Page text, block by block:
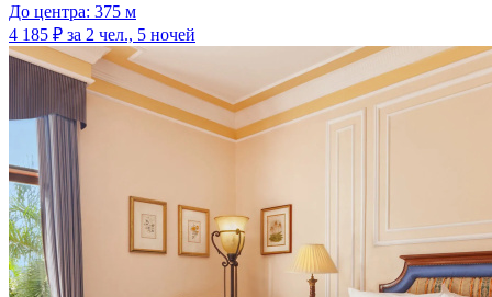
До центра: 375 м
4 185 ₽ за 2 чел., 5 ночей